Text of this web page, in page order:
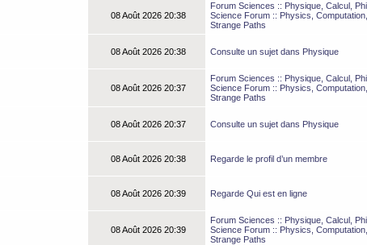
08 Août 2026 20:38
Forum Sciences :: Physique, Calcul,
Science Forum :: Physics,
Strange Paths
08 Août 2026 20:38 Consulte un sujet dans Physique
08 Août 2026 20:37
Forum Sciences :: Physique, Calcul,
Science Forum :: Physics,
Strange Paths
08 Août 2026 20:37 Consulte un sujet dans Physique
08 Août 2026 20:38 Regarde le profil d’un membre
08 Août 2026 20:39 Regarde Qui est en ligne
08 Août 2026 20:39
Forum Sciences :: Physique, Calcul,
Science Forum :: Physics,
Strange Paths